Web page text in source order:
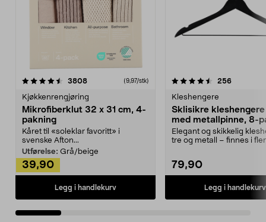
3808anmeldelser(9,97/stk)
Kjøkkenrengjøring
Mikrofiberklut 32 x 31 cm, 4-
pakning
Kåret til «soleklar favoritt» i
svenske Afton...
Utførelse: Grå/beige
39,90
Legg i handlekurv
4.5av 5 stjerner 256
Kleshengere
Sklisikre
med metallpinne, 8-
Elegant og skikkelig
tre og metall – finnes i
79,90
Legg i handlekurv
4.5av 5 stjerner